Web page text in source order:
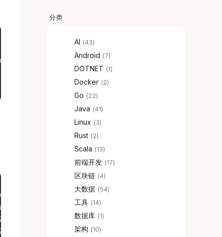
loaded
分类
AI 43
Android 7
DOTNET 1
Docker 2
Go 22
Java 41
Linux 3
Rust 2
Scala 13
前端开发 17
区块链 4
大数据 54
工具 14
数据库 1
架构 10